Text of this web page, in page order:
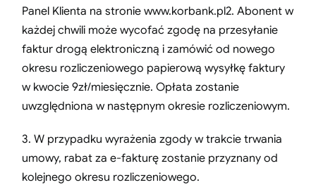
Panel Klienta na stronie www.korbank.pl2. Abonent w
każdej chwili może wycofać zgodę na przesyłanie
faktur drogą elektroniczną i zamówić od nowego
okresu rozliczeniowego papierową wysyłkę faktury
w kwocie 9zł/miesięcznie. Opłata zostanie
uwzględniona w następnym okresie rozliczeniowym.
3. W przypadku wyrażenia zgody w trakcie trwania
umowy, rabat za e-fakturę zostanie przyznany od
kolejnego okresu rozliczeniowego.